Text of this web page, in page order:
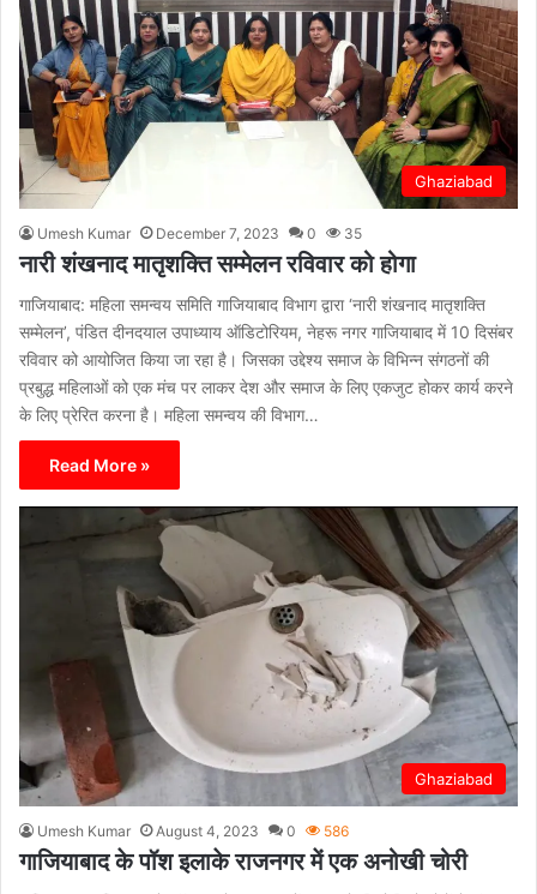
Ghaziabad
Umesh Kumar December 7, 2023 0 35
नारी शंखनाद मातृशक्ति सम्मेलन रविवार को होगा
गाजियाबाद: महिला समन्वय समिति गाजियाबाद विभाग द्वारा ‘नारी शंखनाद मातृशक्ति
सम्मेलन’, पंडित दीनदयाल उपाध्याय ऑडिटोरियम, नेहरू नगर गाजियाबाद में 10 दिसंबर
रविवार को आयोजित किया जा रहा है। जिसका उद्देश्य समाज के विभिन्न संगठनों की
प्रबुद्ध महिलाओं को एक मंच पर लाकर देश और समाज के लिए एकजुट होकर कार्य करने
के लिए प्रेरित करना है। महिला समन्वय की विभाग…
Read More »
Ghaziabad
Umesh Kumar August 4, 2023 0 586
गाजियाबाद के पॉश इलाके राजनगर में एक अनोखी चोरी